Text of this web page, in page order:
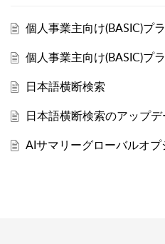
個人事業主向け(BASIC)プ
個人事業主向け(BASIC)プ
日本語横断検索
日本語横断検索のアップ
AIサマリーグローバルオプ